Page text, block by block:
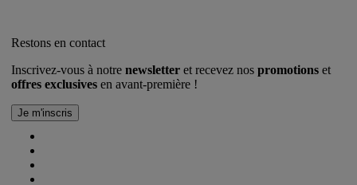
Restons en contact
Inscrivez-vous à notre newsletter et recevez nos promotions et
offres exclusives en avant-première !